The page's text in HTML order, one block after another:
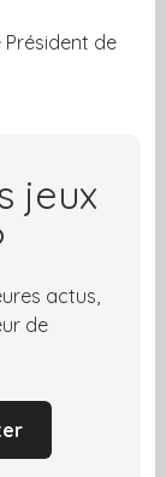
Président de
jeux
actus,
de